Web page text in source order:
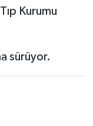
Kurumu
sürüyor.